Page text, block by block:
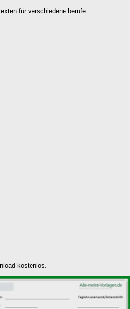
für verschiedene berufe.
kostenlos.